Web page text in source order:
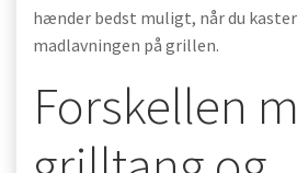
hænder bedst muligt, når du kaster
madlavningen på grillen.
Forskellen